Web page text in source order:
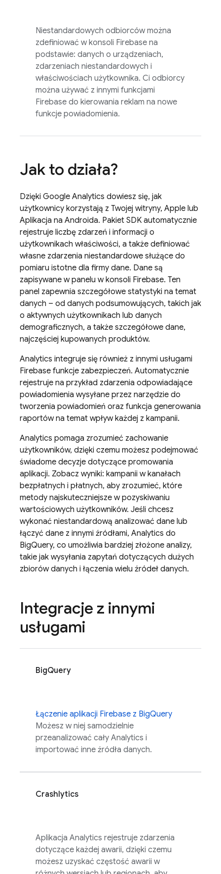
Niestandardowych odbiorców można
zdefiniować w konsoli Firebase na
podstawie: danych o urządzeniach,
zdarzeniach niestandardowych i
właściwościach użytkownika. Ci odbiorcy
można używać z innymi funkcjami
Firebase do kierowania reklam na nowe
funkcje powiadomienia.
Jak to działa?
Dzięki Google Analytics dowiesz się, jak
użytkownicy korzystają z Twojej witryny, Apple lub
Aplikacja na Androida. Pakiet SDK automatycznie
rejestruje liczbę zdarzeń i informacji o
użytkownikach właściwości, a także definiować
własne zdarzenia niestandardowe służące do
pomiaru istotne dla firmy dane. Dane są
zapisywane w panelu w konsoli Firebase. Ten
panel zapewnia szczegółowe statystyki na temat
danych – od danych podsumowujących, takich jak
o aktywnych użytkownikach lub danych
demograficznych, a także szczegółowe dane,
najczęściej kupowanych produktów.
Analytics integruje się również z innymi usługami
Firebase funkcje zabezpieczeń. Automatycznie
rejestruje na przykład zdarzenia odpowiadające
powiadomienia wysyłane przez narzędzie do
tworzenia powiadomień oraz funkcja generowania
raportów na temat wpływ każdej z kampanii.
Analytics pomaga zrozumieć zachowanie
użytkowników, dzięki czemu możesz podejmować
świadome decyzje dotyczące promowania
aplikacji. Zobacz wyniki: kampanii w kanałach
bezpłatnych i płatnych, aby zrozumieć, które
metody najskuteczniejsze w pozyskiwaniu
wartościowych użytkowników. Jeśli chcesz
wykonać niestandardową analizować dane lub
łączyć dane z innymi źródłami, Analytics do
BigQuery, co umożliwia bardziej złożone analizy,
takie jak wysyłania zapytań dotyczących dużych
zbiorów danych i łączenia wielu źródeł danych.
Integracje z innymi
usługami
BigQuery
Łączenie aplikacji Firebase z BigQuery
Możesz w niej samodzielnie
przeanalizować cały Analytics i
importować inne źródła danych.
Crashlytics
Aplikacja Analytics rejestruje zdarzenia
dotyczące każdej awarii, dzięki czemu
możesz uzyskać częstość awarii w